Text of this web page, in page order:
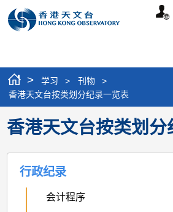
个
> 学习 > 刊物
>
香港天文台按类划分纪录一览表
香港天文台按类划分
行政纪录
会计程序